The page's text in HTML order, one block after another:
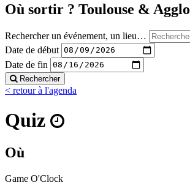
Où sortir ? Toulouse & Agglo
Rechercher un événement, un lieu…
Date de début
Date de fin
Rechercher
< retour à l'agenda
Quiz
Où
Game O'Clock